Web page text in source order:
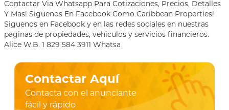
Contactar Via Whatsapp Para Cotizaciones, Precios, Detalles
Y Mas! Siguenos En Facebook Como Caribbean Properties!
Siguenos en Facebook y en las redes sociales en nuestras
paginas de propiedades, vehiculos y servicios financieros.
Alice W.B. 1 829 584 3911 Whatsa
Contactar Aquí
Contacta con el anunciante
fácil y rápido